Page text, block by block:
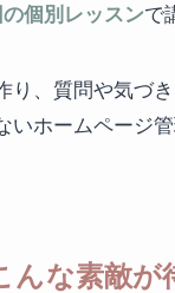
個別レッスンで
り、質問や気づ
ホームページ
んな素敵が